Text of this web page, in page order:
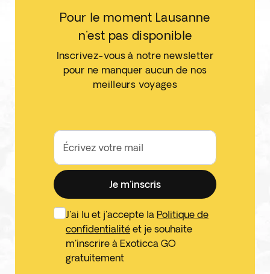
Pour le moment Lausanne
n'est pas disponible
Inscrivez-vous à notre newsletter
pour ne manquer aucun de nos
meilleurs voyages
Écrivez votre mail
Je m'inscris
J'ai lu et j'accepte la Politique de
confidentialité et je souhaite
m'inscrire à Exoticca GO
gratuitement